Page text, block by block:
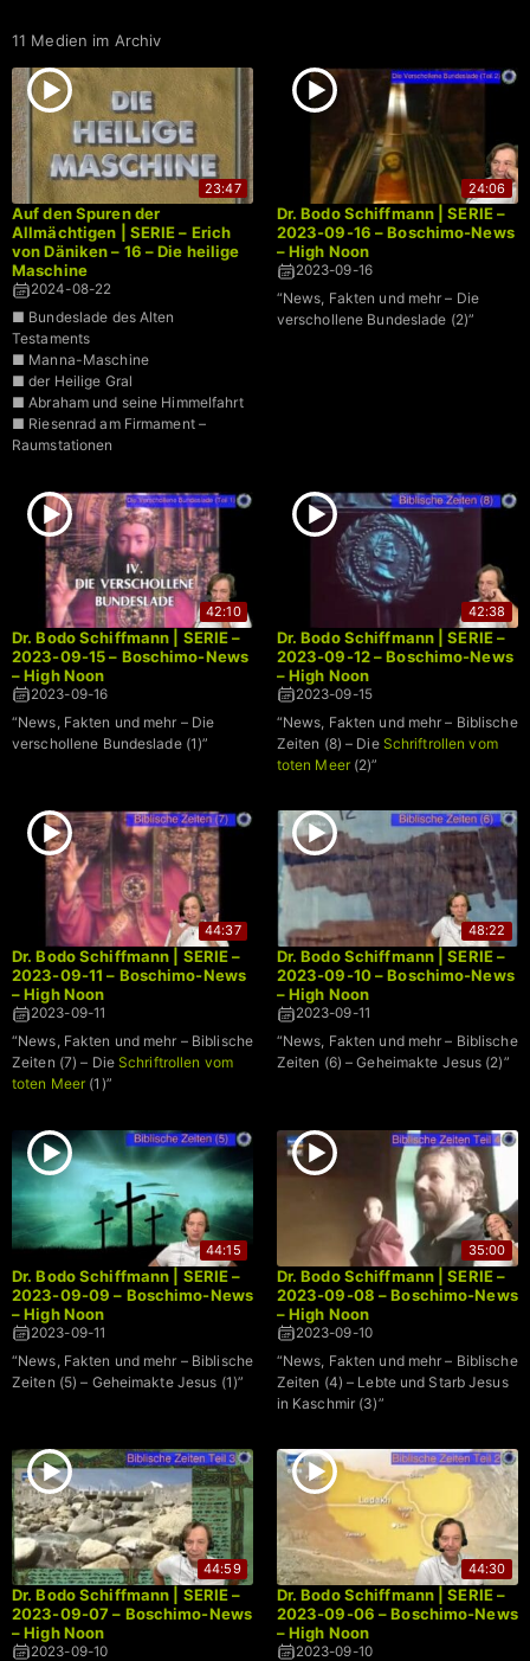
11 Medien im Archiv
23:47
Auf den Spuren der
Allmächtigen | SERIE – Erich
von Däniken – 16 – Die heilige
Maschine
2024-08-22
■ Bundeslade des Alten
Testaments
■ Manna-Maschine
■ der Heilige Gral
■ Abraham und seine Himmelfahrt
■ Riesenrad am Firmament –
Raumstationen
24:06
Dr. Bodo Schiffmann | SERIE –
2023-09-16 – Boschimo-News
– High Noon
2023-09-16
“News, Fakten und mehr – Die
verschollene Bundeslade (2)”
42:10
Dr. Bodo Schiffmann | SERIE –
2023-09-15 – Boschimo-News
– High Noon
2023-09-16
“News, Fakten und mehr – Die
verschollene Bundeslade (1)”
42:38
Dr. Bodo Schiffmann | SERIE –
2023-09-12 – Boschimo-News
– High Noon
2023-09-15
“News, Fakten und mehr – Biblische
Zeiten (8) – Die Schriftrollen vom
toten Meer(2)”
44:37
Dr. Bodo Schiffmann | SERIE –
2023-09-11 – Boschimo-News
– High Noon
2023-09-11
“News, Fakten und mehr – Biblische
Zeiten (7) – Die Schriftrollen vom
toten Meer (1)”
48:22
Dr. Bodo Schiffmann | SERIE –
2023-09-10 – Boschimo-News
– High Noon
2023-09-11
“News, Fakten und mehr – Biblische
Zeiten (6) – Geheimakte Jesus (2)”
44:15
Dr. Bodo Schiffmann | SERIE –
2023-09-09 – Boschimo-News
– High Noon
2023-09-11
“News, Fakten und mehr – Biblische
Zeiten (5) – Geheimakte Jesus (1)”
35:00
Dr. Bodo Schiffmann | SERIE –
2023-09-08 – Boschimo-News
– High Noon
2023-09-10
“News, Fakten und mehr – Biblische
Zeiten (4) – Lebte und Starb Jesus
in Kaschmir (3)”
44:59
Dr. Bodo Schiffmann | SERIE –
2023-09-07 – Boschimo-News
– High Noon
2023-09-10
44:30
Dr. Bodo Schiffmann | SERIE –
2023-09-06 – Boschimo-News
– High Noon
2023-09-10